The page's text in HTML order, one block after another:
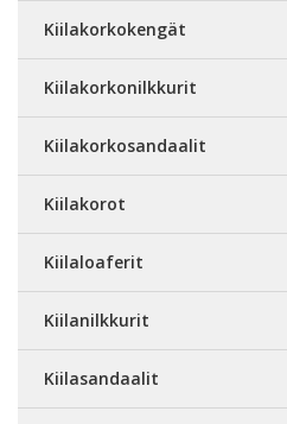
Kiilakorkokengät
Kiilakorkonilkkurit
Kiilakorkosandaalit
Kiilakorot
Kiilaloaferit
Kiilanilkkurit
Kiilasandaalit